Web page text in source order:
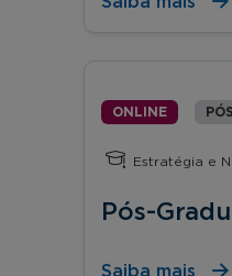
ONLINE
Estratégia e
Pós-
Saiba mais